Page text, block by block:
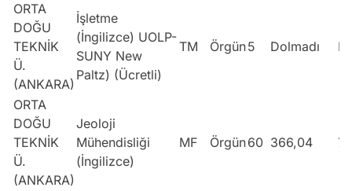
ORTA
DOĞU
TEKNİK
Ü.
(ANKARA)
İşletme
(İngilizce) UOLP-
SUNY New
Paltz) (Ücretli)
TM Örgün5 Dolmadı
ORTA
DOĞU
TEKNİK
Ü.
(ANKARA)
Jeoloji
Mühendisliği
(İngilizce)
MF Örgün60 366,04